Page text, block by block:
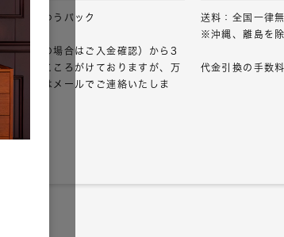
急便・ゆうパック
行振込の場合はご入金確認）から3
出荷をこころがけておりますが、万
れる場合はメールでご連絡いたしま
送料：全国一律
※沖縄、離島を除
代金引換の手数